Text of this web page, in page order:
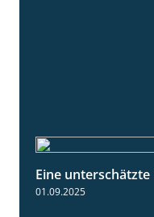
Eine unterschätzte
01.09.2025